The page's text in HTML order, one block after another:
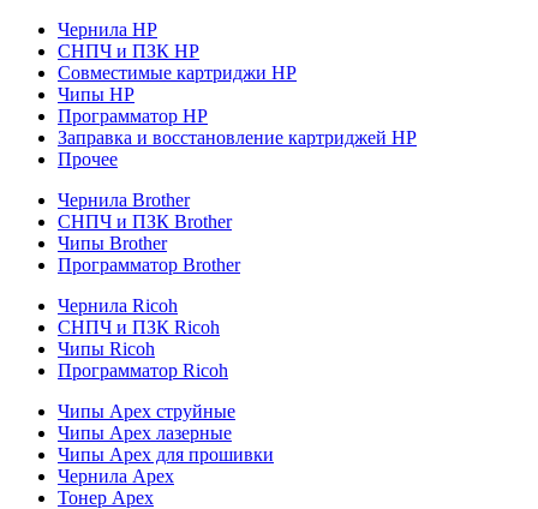
Чернила HP
СНПЧ и ПЗК HP
Совместимые картриджи HP
Чипы HP
Программатор HP
Заправка и восстановление картриджей HP
Прочее
Чернила Brother
СНПЧ и ПЗК Brother
Чипы Brother
Программатор Brother
Чернила Ricoh
СНПЧ и ПЗК Ricoh
Чипы Ricoh
Программатор Ricoh
Чипы Apex струйные
Чипы Apex лазерные
Чипы Apex для прошивки
Чернила Apex
Тонер Apex